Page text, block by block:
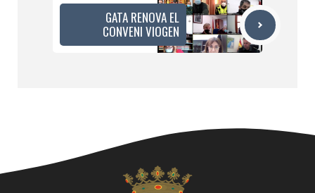
GATA RENOVA EL
CONVENI VIOGEN